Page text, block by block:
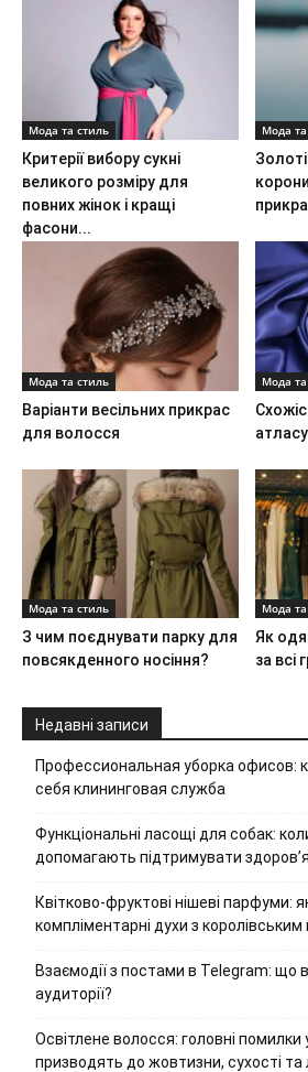
Мода та стиль
Критерії вибору сукні
великого розміру для
повних жінок і кращі
фасони...
Мода
Мода та стиль
Варіанти весільних прикрас
для волосся
Мода
Мода та стиль
З чим поєднувати парку для
повсякденного носіння?
Мода
Як
за всі
Недавні записи
Профессиональная уборка офисов:
себя клининговая служба
Функціональні ласощі для собак:
допомагають підтримувати здоров’я
Квітково-фруктові нішеві парфуми:
компліментарні духи з
Взаємодії з постами в Telegram: що
аудиторії?
Освітлене волосся: головні помилки
призводять до жовтизни, сухості та